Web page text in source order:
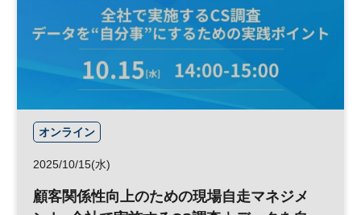
オンライン
2025/10/15(水)
顧客関係性向上のための現場自走マネジメ